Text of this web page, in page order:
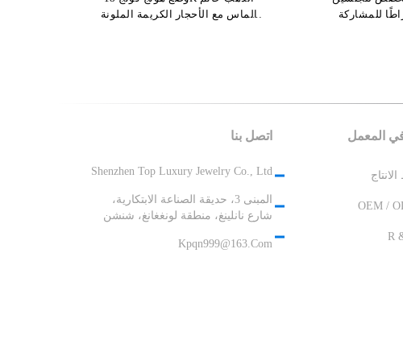
الماس مع الأحجار الكريمة الملونة
الزفاف الذهب والمجوهرات
المعمل
OEM /
R
اتصل بنا
Shenzhen Top Luxury Jewelry Co., Ltd
المبنى 3، حديقة الصناعة الابتكارية،
شارع نانلينغ، منطقة لونغغانغ، شنشن
Kpqn999@163.com